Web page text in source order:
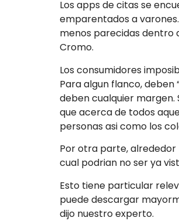
Los apps de citas se
emparentados a
menos parecidas dentro
Cromo.
Los consumidores
Para algun flanco,
deben cualquier margen.
que acerca de todos
personas asi­ como los
Por otra parte, alrededor
cual podrian no ser ya
Esto tiene particular
puede descargar
dijo nuestro experto.